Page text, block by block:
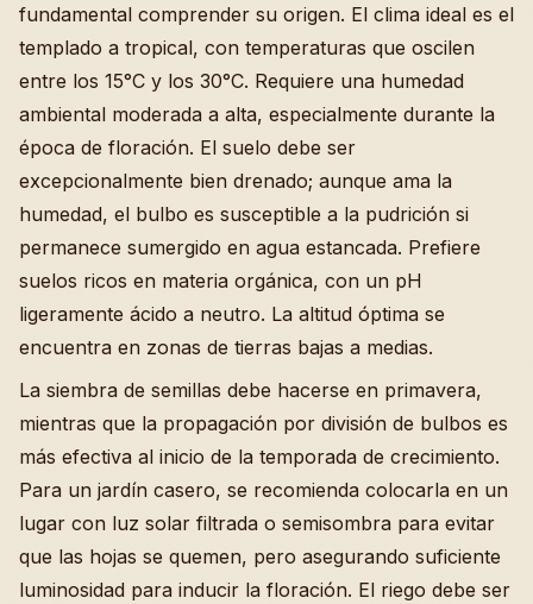
fundamental comprender su origen. El clima ideal es el
templado a tropical, con temperaturas que oscilen
entre los 15°C y los 30°C. Requiere una humedad
ambiental moderada a alta, especialmente durante la
época de floración. El suelo debe ser
excepcionalmente bien drenado; aunque ama la
humedad, el bulbo es susceptible a la pudrición si
permanece sumergido en agua estancada. Prefiere
suelos ricos en materia orgánica, con un pH
ligeramente ácido a neutro. La altitud óptima se
encuentra en zonas de tierras bajas a medias.
La siembra de semillas debe hacerse en primavera,
mientras que la propagación por división de bulbos es
más efectiva al inicio de la temporada de crecimiento.
Para un jardín casero, se recomienda colocarla en un
lugar con luz solar filtrada o semisombra para evitar
que las hojas se quemen, pero asegurando suficiente
luminosidad para inducir la floración. El riego debe ser